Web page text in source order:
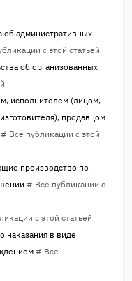
об административных
с этой статьей
об организованных
исполнителем (лицом,
продавцом
# Все публикации с этой
производство по
# Все публикации с
с этой статьей
наказания в виде
# Все